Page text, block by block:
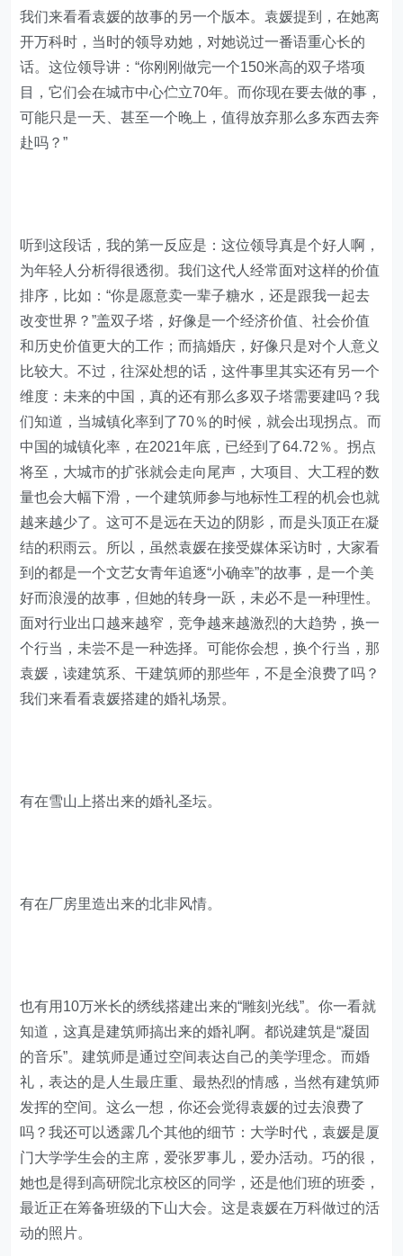
我们来看看袁媛的故事的另一个版本。袁媛提到，在她离
开万科时，当时的领导劝她，对她说过一番语重心长的
话。这位领导讲：“你刚刚做完一个150米高的双子塔项
目，它们会在城市中心伫立70年。而你现在要去做的事，
可能只是一天、甚至一个晚上，值得放弃那么多东西去奔
赴吗？”
听到这段话，我的第一反应是：这位领导真是个好人啊，
为年轻人分析得很透彻。我们这代人经常面对这样的价值
排序，比如：“你是愿意卖一辈子糖水，还是跟我一起去
改变世界？”盖双子塔，好像是一个经济价值、社会价值
和历史价值更大的工作；而搞婚庆，好像只是对个人意义
比较大。不过，往深处想的话，这件事里其实还有另一个
维度：未来的中国，真的还有那么多双子塔需要建吗？我
们知道，当城镇化率到了70％的时候，就会出现拐点。而
中国的城镇化率，在2021年底，已经到了64.72％。拐点
将至，大城市的扩张就会走向尾声，大项目、大工程的数
量也会大幅下滑，一个建筑师参与地标性工程的机会也就
越来越少了。这可不是远在天边的阴影，而是头顶正在凝
结的积雨云。所以，虽然袁媛在接受媒体采访时，大家看
到的都是一个文艺女青年追逐“小确幸”的故事，是一个美
好而浪漫的故事，但她的转身一跃，未必不是一种理性。
面对行业出口越来越窄，竞争越来越激烈的大趋势，换一
个行当，未尝不是一种选择。可能你会想，换个行当，那
袁媛，读建筑系、干建筑师的那些年，不是全浪费了吗？
我们来看看袁媛搭建的婚礼场景。
有在雪山上搭出来的婚礼圣坛。
有在厂房里造出来的北非风情。
也有用10万米长的绣线搭建出来的“雕刻光线”。你一看就
知道，这真是建筑师搞出来的婚礼啊。都说建筑是“凝固
的音乐”。建筑师是通过空间表达自己的美学理念。而婚
礼，表达的是人生最庄重、最热烈的情感，当然有建筑师
发挥的空间。这么一想，你还会觉得袁媛的过去浪费了
吗？我还可以透露几个其他的细节：大学时代，袁媛是厦
门大学学生会的主席，爱张罗事儿，爱办活动。巧的很，
她也是得到高研院北京校区的同学，还是他们班的班委，
最近正在筹备班级的下山大会。这是袁媛在万科做过的活
动的照片。